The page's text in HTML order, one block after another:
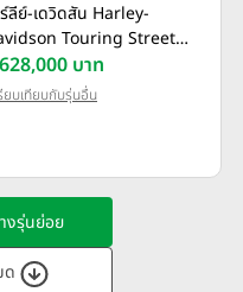
ลีย์-เดวิดสัน Harley-
Touring Street
ปี 2025บาท
ยบเทียบกับรุ่นอื่น
งรุ่นย่อย
ด